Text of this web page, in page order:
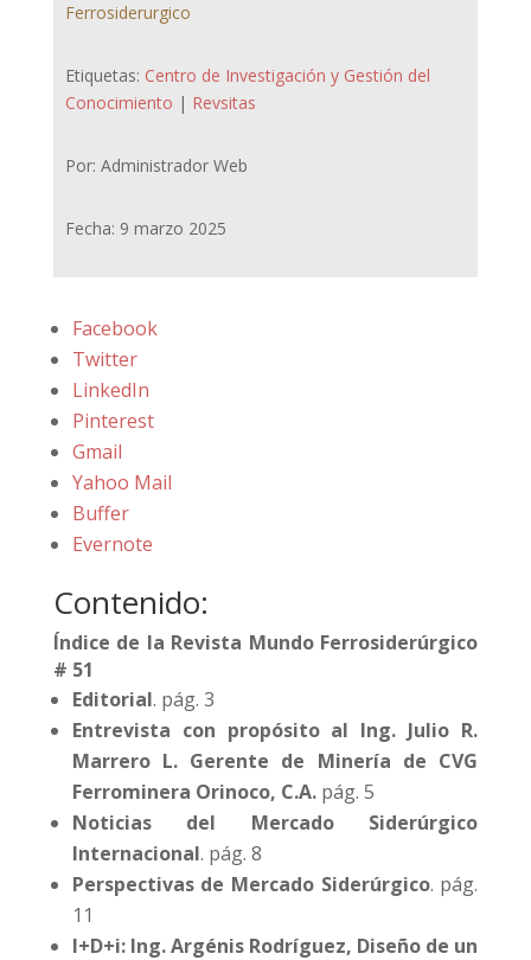
Ferrosiderurgico
Etiquetas: Centro de Investigación y Gestión del
Conocimiento | Revsitas
Por: Administrador Web
Fecha: 9 marzo 2025
Facebook
Twitter
LinkedIn
Pinterest
Gmail
Yahoo Mail
Buffer
Evernote
Contenido:
Índice de la Revista Mundo Ferrosiderúrgico
# 51
Editorial. pág. 3
Entrevista con propósito al Ing. Julio R.
Marrero L. Gerente de Minería de CVG
Ferrominera Orinoco, C.A.pág. 5
Noticias del Mercado Siderúrgico
Internacional. pág. 8
Perspectivas de Mercado Siderúrgico. pág.
11
I+D+i: Ing. Argénis Rodríguez, Diseño de un